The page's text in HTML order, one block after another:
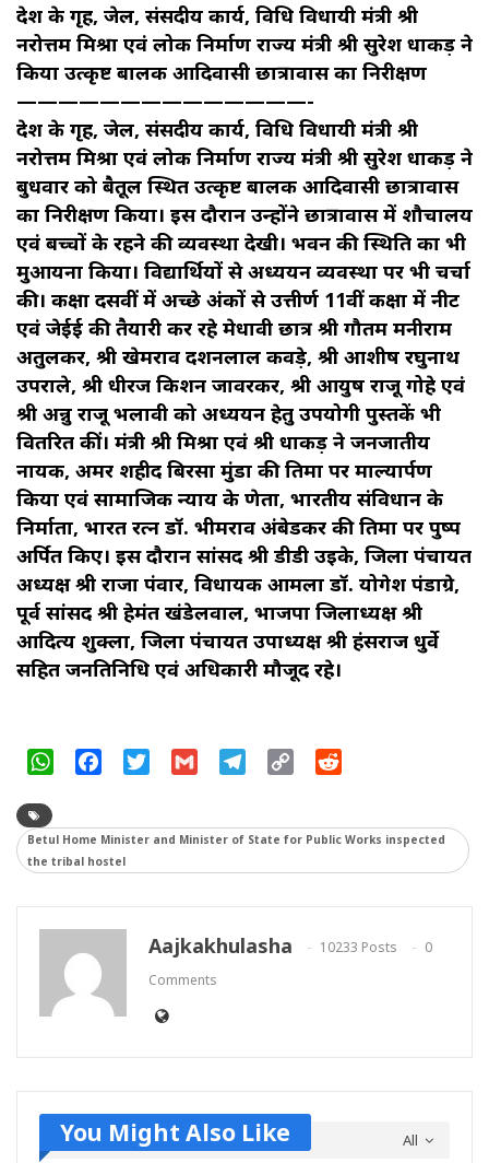
प्रदेश के गृह, जेल, संसदीय कार्य, विधि विधायी मंत्री श्री
नरोत्तम मिश्रा एवं लोक निर्माण राज्य मंत्री श्री सुरेश धाकड़ ने
किया उत्कृष्ट बालक आदिवासी छात्रावास का निरीक्षण
——————————————-
प्रदेश के गृह, जेल, संसदीय कार्य, विधि विधायी मंत्री श्री
नरोत्तम मिश्रा एवं लोक निर्माण राज्य मंत्री श्री सुरेश धाकड़ ने
बुधवार को बैतूल स्थित उत्कृष्ट बालक आदिवासी छात्रावास
का निरीक्षण किया। इस दौरान उन्होंने छात्रावास में शौचालय
एवं बच्चों के रहने की व्यवस्था देखी। भवन की स्थिति का भी
मुआयना किया। विद्यार्थियों से अध्ययन व्यवस्था पर भी चर्चा
की। कक्षा दसवीं में अच्छे अंकों से उत्तीर्ण 11वीं कक्षा में नीट
एवं जेईई की तैयारी कर रहे मेधावी छात्र श्री गौतम मनीराम
अतुलकर, श्री खेमराव दशनलाल कवड़े, श्री आशीष रघुनाथ
उपराले, श्री धीरज किशन जावरकर, श्री आयुष राजू गोहे एवं
श्री अन्नु राजू भलावी को अध्ययन हेतु उपयोगी पुस्तकें भी
वितरित कीं। मंत्री श्री मिश्रा एवं श्री धाकड़ ने जनजातीय
नायक, अमर शहीद बिरसा मुंडा की प्रतिमा पर माल्यार्पण
किया एवं सामाजिक न्याय के प्रणेता, भारतीय संविधान के
निर्माता, भारत रत्न डॉ. भीमराव अंबेडकर की प्रतिमा पर पुष्प
अर्पित किए। इस दौरान सांसद श्री डीडी उइके, जिला पंचायत
अध्यक्ष श्री राजा पंवार, विधायक आमला डॉ. योगेश पंडाग्रे,
पूर्व सांसद श्री हेमंत खंडेलवाल, भाजपा जिलाध्यक्ष श्री
आदित्य शुक्ला, जिला पंचायत उपाध्यक्ष श्री हंसराज धुर्वे
सहित जनप्रतिनिधि एवं अधिकारी मौजूद रहे।
WhatsAppFacebookTwitter Gmail Telegram
Copy
Betul Home Minister and Minister of State for Public Works inspected
the tribal hostel
Aajkakhulasha 10233 Posts
0
Comments
All
You Might Also Like